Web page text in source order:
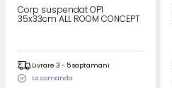
Corp suspendat OP1
35x33cm ALL ROOM CONCEPT
Livrare 3 - 5 saptamani
La comanda